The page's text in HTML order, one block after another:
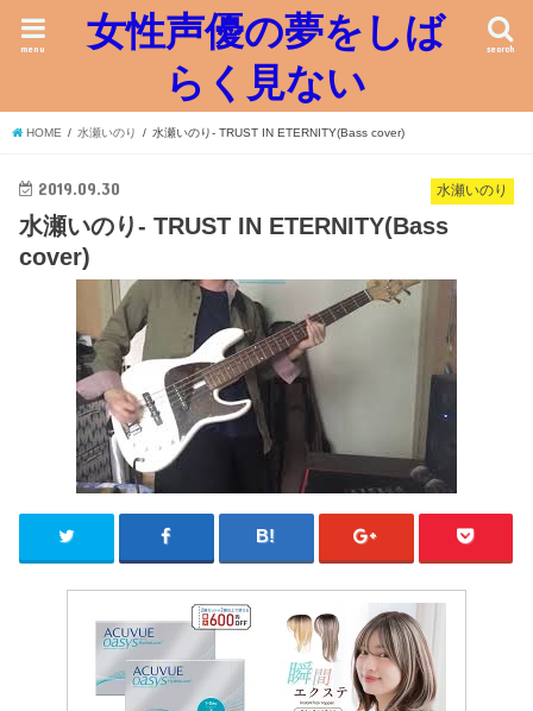
女性声優の夢をしば
らく見ない
search
menu
HOME 水瀬いのり 水瀬いのり- TRUST IN ETERNITY(Bass cover)
水瀬いのり
2019.09.30
水瀬いのり- TRUST IN ETERNITY(Bass
cover)